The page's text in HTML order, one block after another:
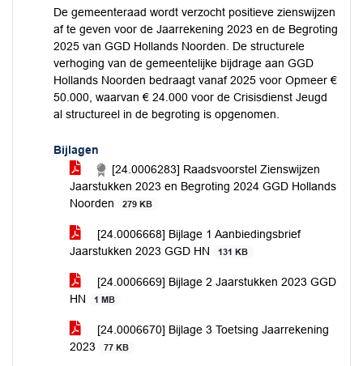
De gemeenteraad wordt verzocht positieve zienswijzen
af te geven voor de Jaarrekening 2023 en de Begroting
2025 van GGD Hollands Noorden. De structurele
verhoging van de gemeentelijke bijdrage aan GGD
Hollands Noorden bedraagt vanaf 2025 voor Opmeer €
50.000, waarvan € 24.000 voor de Crisisdienst Jeugd
al structureel in de begroting is opgenomen.
Bijlagen
[24.0006283] Raadsvoorstel Zienswijzen
Jaarstukken 2023 en Begroting 2024 GGD Hollands
Noorden
279 KB
[24.0006668] Bijlage 1 Aanbiedingsbrief
Jaarstukken 2023 GGD HN
131 KB
[24.0006669] Bijlage 2 Jaarstukken 2023 GGD
HN
1 MB
[24.0006670] Bijlage 3 Toetsing Jaarrekening
2023
77 KB